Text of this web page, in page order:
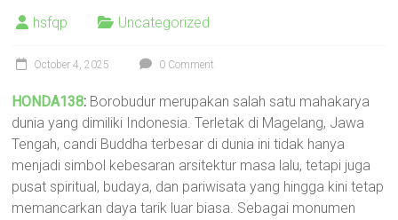
hsfqp Uncategorized
October 4, 2025 0 Comment
HONDA138: Borobudur merupakan salah satu mahakarya
dunia yang dimiliki Indonesia. Terletak di Magelang, Jawa
Tengah, candi Buddha terbesar di dunia ini tidak hanya
menjadi simbol kebesaran arsitektur masa lalu, tetapi juga
pusat spiritual, budaya, dan pariwisata yang hingga kini tetap
memancarkan daya tarik luar biasa. Sebagai monumen